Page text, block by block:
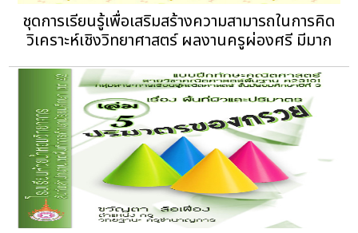
ชุดการเรียนรู้เพื่อเสริมสร้างความสามารถในการคิด
วิเคราะห์เชิงวิทยาศาสตร์ ผลงานครูผ่องศรี มีมาก